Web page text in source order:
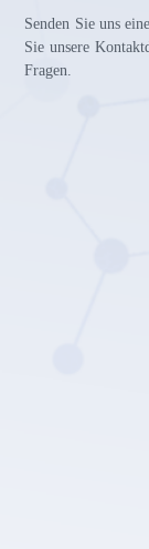
Senden Sie uns
Sie unsere
Fragen.